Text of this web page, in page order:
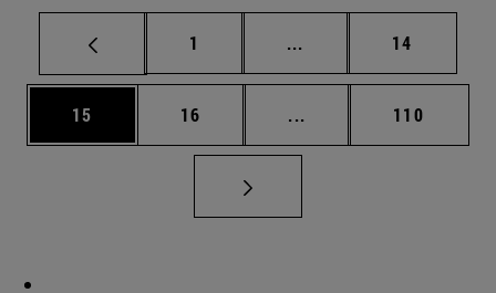
Página
1 ... Páginas intermedias
Página
14
Página
15 Página
16 ... Páginas intermedias
Página
110